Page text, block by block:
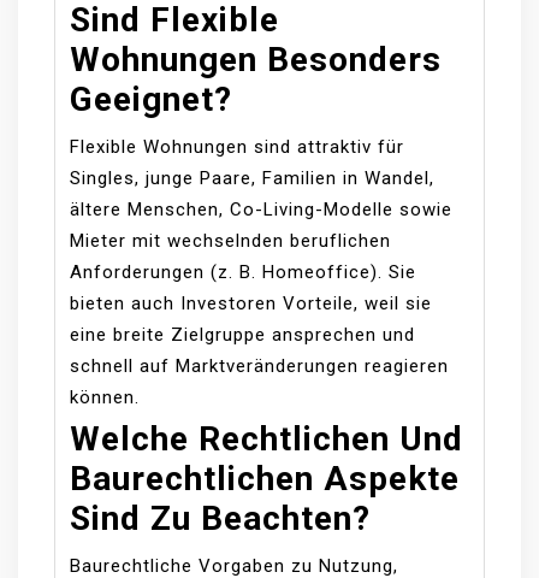
Sind Flexible
Wohnungen Besonders
Geeignet?
Flexible Wohnungen sind attraktiv für
Singles, junge Paare, Familien in Wandel,
ältere Menschen, Co-Living-Modelle sowie
Mieter mit wechselnden beruflichen
Anforderungen (z. B. Homeoffice). Sie
bieten auch Investoren Vorteile, weil sie
eine breite Zielgruppe ansprechen und
schnell auf Marktveränderungen reagieren
können.
Welche Rechtlichen Und
Baurechtlichen Aspekte
Sind Zu Beachten?
Baurechtliche Vorgaben zu Nutzung,